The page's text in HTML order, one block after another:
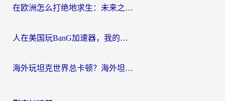
在欧洲怎么打绝地求生：未来之役不卡？留学生亲测的加速器避坑指南
人在美国玩BanG加速器，我的延迟终于绿了
海外玩坦克世界总卡顿？海外坦克世界加速器有哪些？实测好用的选择在这里